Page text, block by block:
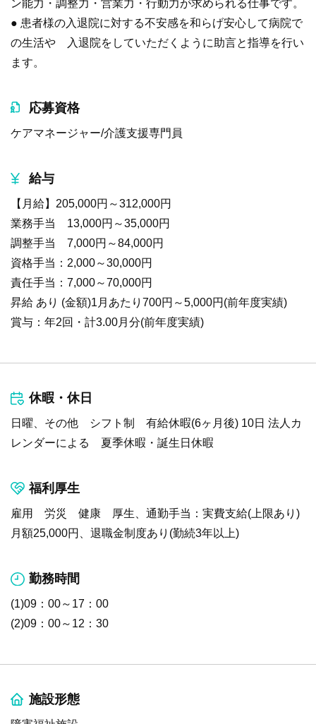
ン能力・調整力・営業力・行動力が求められる仕事です。
● 患者様の入退院に対する不安感を和らげ安心して病院で
の生活や 入退院をしていただくように助言と指導を行い
ます。
応募資格
ケアマネージャー/介護支援専門員
給与
【月給】205,000円～312,000円
業務手当 13,000円～35,000円
調整手当 7,000円～84,000円
資格手当：2,000～30,000円
責任手当：7,000～70,000円
昇給 あり (金額)1月あたり700円～5,000円(前年度実績)
賞与：年2回・計3.00月分(前年度実績)
休暇・休日
日曜、その他 シフト制 有給休暇(6ヶ月後) 10日 法人カ
レンダーによる 夏季休暇・誕生日休暇
福利厚生
雇用 労災 健康 厚生、通勤手当：実費支給(上限あり)
月額25,000円、退職金制度あり(勤続3年以上)
勤務時間
(1)09：00～17：00
(2)09：00～12：30
施設形態